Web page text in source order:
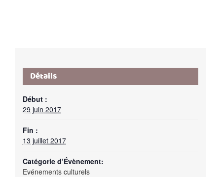
Détails
Début :
29 juin 2017
Fin :
13 juillet 2017
Catégorie d’Évènement:
Evénements culturels